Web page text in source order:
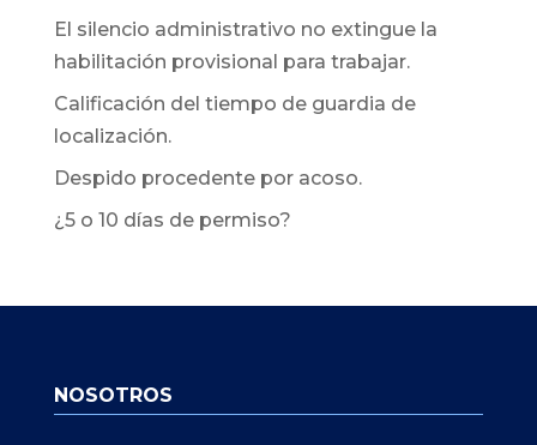
El silencio administrativo no extingue la
habilitación provisional para trabajar.
Calificación del tiempo de guardia de
localización.
Despido procedente por acoso.
¿5 o 10 días de permiso?
NOSOTROS